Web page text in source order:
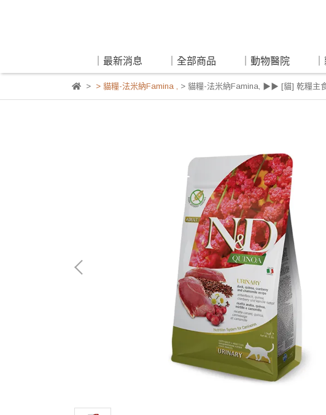
｜最新消息 ｜全部商品 ｜動物醫院
> 貓糧-法米納Famina, > 貓糧-法米納Famina, ▶▶ [貓] 乾糧主